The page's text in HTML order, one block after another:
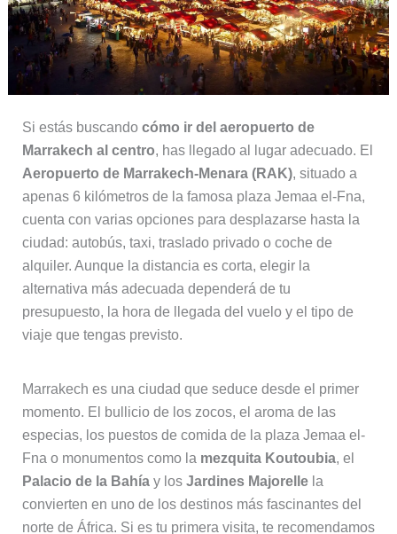
Si estás buscando cómo ir del aeropuerto de
Marrakech al centro, has llegado al lugar adecuado. El
Aeropuerto de Marrakech-Menara (RAK), situado a
apenas 6 kilómetros de la famosa plaza Jemaa el-Fna,
cuenta con varias opciones para desplazarse hasta la
ciudad: autobús, taxi, traslado privado o coche de
alquiler. Aunque la distancia es corta, elegir la
alternativa más adecuada dependerá de tu
presupuesto, la hora de llegada del vuelo y el tipo de
viaje que tengas previsto.
Marrakech es una ciudad que seduce desde el primer
momento. El bullicio de los zocos, el aroma de las
especias, los puestos de comida de la plaza Jemaa el-
Fna o monumentos como la mezquita Koutoubia, el
Palacio de la Bahíay los Jardines Majorellela
convierten en uno de los destinos más fascinantes del
norte de África. Si es tu primera visita, te recomendamos